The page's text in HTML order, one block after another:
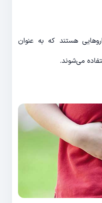
هستند که به عنوان
می‌شوند.